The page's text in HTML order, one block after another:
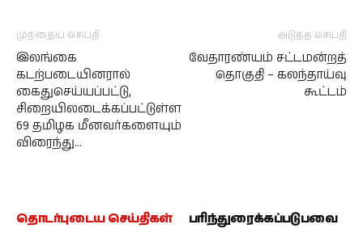
முந்தைய செய்தி
இலங்கை
கடற்படையினரால்
கைதுசெய்யப்பட்டு,
சிறையிலடைக்கப்பட்டுள்ள
69 தமிழக மீனவர்களையும்
விரைந்து…
அடுத்த செய்தி
வேதாரண்யம் சட்டமன்றத்
தொகுதி – கலந்தாய்வு
கூட்டம்
தொடர்புடைய செய்திகள் பரிந்துரைக்கப்படுபவை